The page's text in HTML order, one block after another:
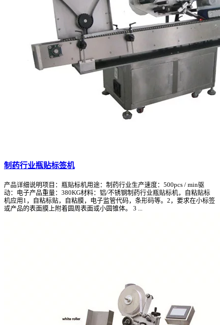
制药行业瓶贴标签机
产品详细说明项目：瓶贴标机用途：制药行业生产速度：500pcs / min驱
动：电子产品重量：380KG材料：铝/不锈钢制药行业瓶贴标机，自粘贴标
机应用1，自粘标贴，自粘膜，电子监管代码，条形码等。2，要求在小标签
或产品的表面膜上附着圆周表面或小圆锥体。 3 ...